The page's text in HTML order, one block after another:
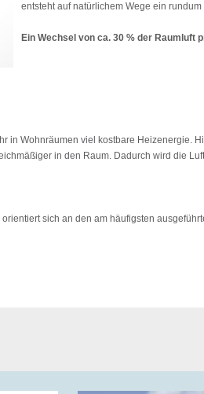
entsteht auf natürlichem Wege ein
Ein Wechsel von ca. 30 % der Raumluft
in Wohnräumen viel kostbare Heizenergie.
in den Raum. Dadurch wird die
sich an den am häufigsten